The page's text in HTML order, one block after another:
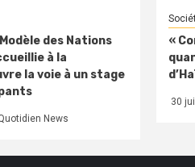
des Nations
à la
la voie à un stage
News
«
30